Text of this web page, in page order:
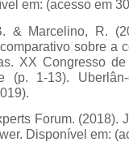
em: (acesso em
& Marcelino, R.
sobre a
XX Congresso
(p. 1-13).
Forum. (2018).
Disponível em: